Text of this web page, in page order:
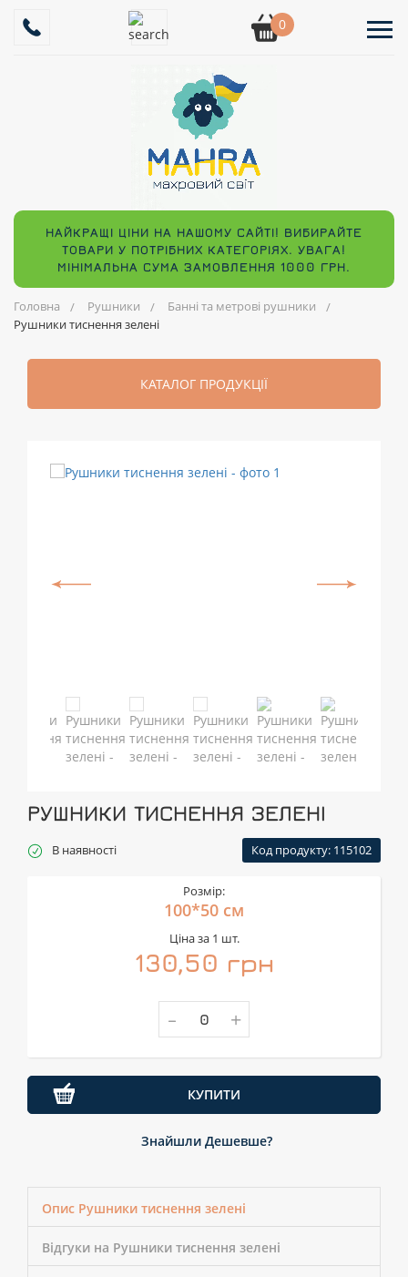
0
НАЙКРАЩІ ЦІНИ НА НАШОМУ САЙТІ! ВИБИРАЙТЕ
ТОВАРИ У ПОТРІБНИХ КАТЕГОРІЯХ. УВАГА!
МІНІМАЛЬНА СУМА ЗАМОВЛЕННЯ 1000 ГРН.
Головна Рушники
Банні та метрові рушники
Рушники тиснення зелені
КАТАЛОГ ПРОДУКЦІЇ
РУШНИКИ ТИСНЕННЯ ЗЕЛЕНІ
В наявності Код продукту: 115102
Розмір:
100*50 см
Ціна за 1 шт.
130,50 грн
- +
КУПИТИ
Знайшли Дешевше?
Опис Рушники тиснення зелені
Відгуки на Рушники тиснення зелені